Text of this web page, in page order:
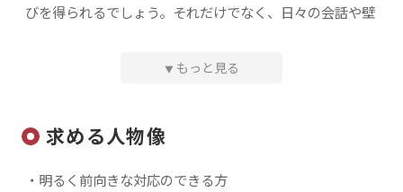
世の中に新しい価値を提供できるような会社へ、組織規模
す。営業が活躍するほど、会社の成長が加速する。第二創
びを得られるでしょう。それだけでなく、日々の会話や壁
テップアップしていけます。
当社では、技術力はもちろんのこと、コミュニケーション
躍。そのため、多くのクライアントから「ライズサービス
▼ もっと見る
求める人物像
・明るく前向きな対応のできる方